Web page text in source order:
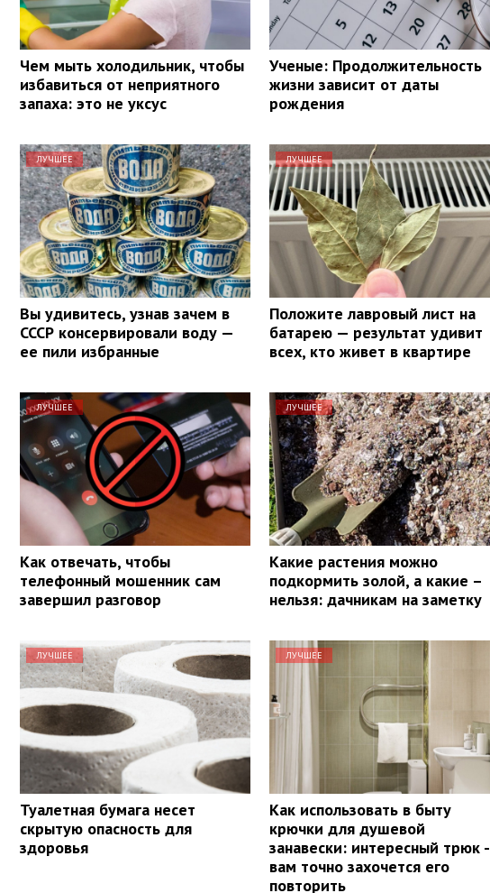
Чем мыть холодильник, чтобы
избавиться от неприятного
запаха: это не уксус
Ученые: Продолжительность
жизни зависит от даты
рождения
ЛУЧШЕЕ
Вы удивитесь, узнав зачем в
СССР консервировали воду —
ее пили избранные
ЛУЧШЕЕ
Положите лавровый лист на
батарею — результат удивит
всех, кто живет в квартире
ЛУЧШЕЕ
Как отвечать, чтобы
телефонный мошенник сам
завершил разговор
ЛУЧШЕЕ
Какие растения можно
подкормить золой, а какие –
нельзя: дачникам на заметку
ЛУЧШЕЕ
Туалетная бумага несет
скрытую опасность для
здоровья
ЛУЧШЕЕ
Как использовать в быту
крючки для душевой
занавески: интересный трюк -
вам точно захочется его
повторить